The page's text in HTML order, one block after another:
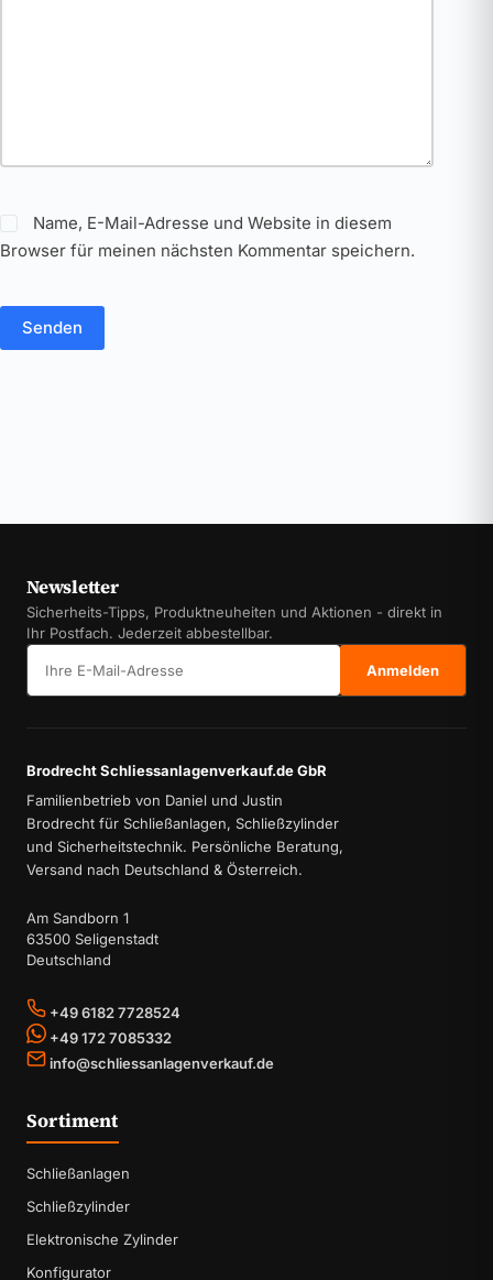
Name, E-Mail-Adresse und Website in diesem
Browser für meinen nächsten Kommentar speichern.
Senden
Newsletter
Sicherheits-Tipps, Produktneuheiten und Aktionen - direkt in
Ihr Postfach. Jederzeit abbestellbar.
Anmelden
Brodrecht Schliessanlagenverkauf.de GbR
Familienbetrieb von Daniel und Justin
Brodrecht für Schließanlagen, Schließzylinder
und Sicherheitstechnik. Persönliche Beratung,
Versand nach Deutschland & Österreich.
Am Sandborn 1
63500 Seligenstadt
Deutschland
+49 6182 7728524
+49 172 7085332
info@schliessanlagenverkauf.de
Sortiment
Schließanlagen
Schließzylinder
Elektronische Zylinder
Konfigurator